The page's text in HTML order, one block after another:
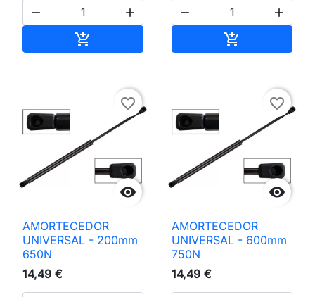
 

 


favorite_border
AMORTECEDOR
UNIVERSAL - 200mm
650N
14,49 €

favorite_border
AMORTECEDOR
UNIVERSAL - 600mm
750N
14,49 €